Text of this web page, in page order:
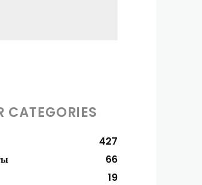
CATEGORIES
427
66
19